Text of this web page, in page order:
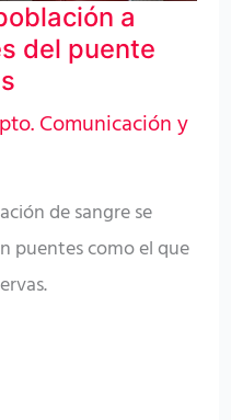
a
del puente
Comunicación y
de sangre se
puentes como el que